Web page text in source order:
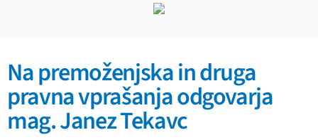
Na premoženjska in druga
pravna vprašanja odgovarja
mag. Janez Tekavc